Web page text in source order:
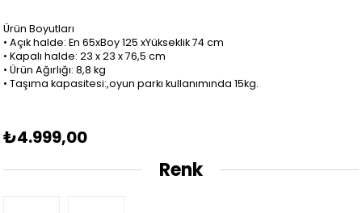
Ürün Boyutları
• Açık halde: En 65xBoy 125 xYükseklik 74 cm
• Kapalı halde: 23 x 23 x 76,5 cm
• Ürün Ağırlığı: 8,8 kg
• Taşıma kapasitesi:,oyun parkı kullanımında 15kg.
₺4.999,00
Renk